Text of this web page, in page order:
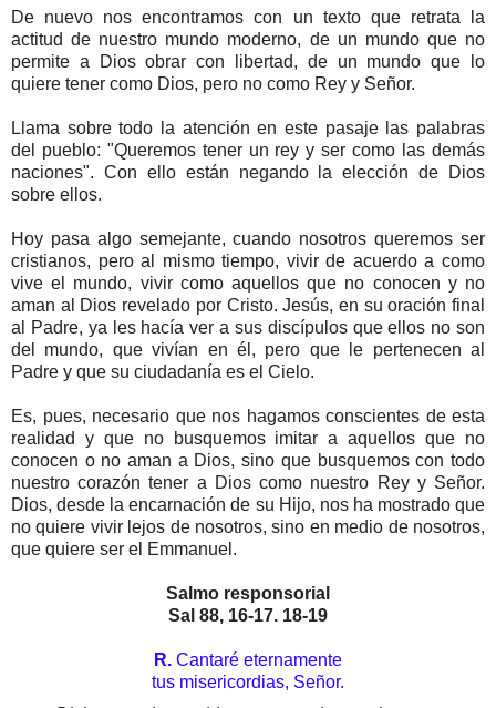
De nuevo nos encontramos con un texto que retrata la
actitud de nuestro mundo moderno, de un mundo que no
permite a Dios obrar con libertad, de un mundo que lo
quiere tener como Dios, pero no como Rey y Señor.
Llama sobre todo la atención en este pasaje las palabras
del pueblo: "Queremos tener un rey y ser como las demás
naciones". Con ello están negando la elección de Dios
sobre ellos.
Hoy pasa algo semejante, cuando nosotros queremos ser
cristianos, pero al mismo tiempo, vivir de acuerdo a como
vive el mundo, vivir como aquellos que no conocen y no
aman al Dios revelado por Cristo. Jesús, en su oración final
al Padre, ya les hacía ver a sus discípulos que ellos no son
del mundo, que vivían en él, pero que le pertenecen al
Padre y que su ciudadanía es el Cielo.
Es, pues, necesario que nos hagamos conscientes de esta
realidad y que no busquemos imitar a aquellos que no
conocen o no aman a Dios, sino que busquemos con todo
nuestro corazón tener a Dios como nuestro Rey y Señor.
Dios, desde la encarnación de su Hijo, nos ha mostrado que
no quiere vivir lejos de nosotros, sino en medio de nosotros,
que quiere ser el Emmanuel.
Salmo responsorial
Sal 88, 16-17. 18-19
R. Cantaré eternamente
tus misericordias, Señor.